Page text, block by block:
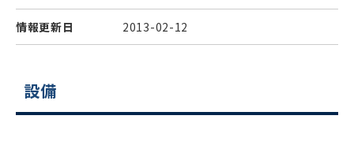
情報更新日 2013-02-12
設備